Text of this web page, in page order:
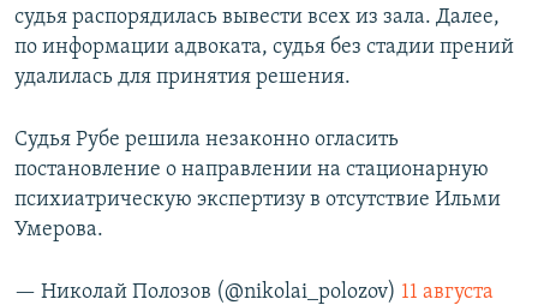
судья распорядилась вывести всех из зала. Далее,
по информации адвоката, судья без стадии прений
удалилась для принятия решения.
Судья Рубе решила незаконно огласить
постановление о направлении на стационарную
психиатрическую экспертизу в отсутствие Ильми
Умерова.
— Николай Полозов (@nikolai_polozov) 11 августа